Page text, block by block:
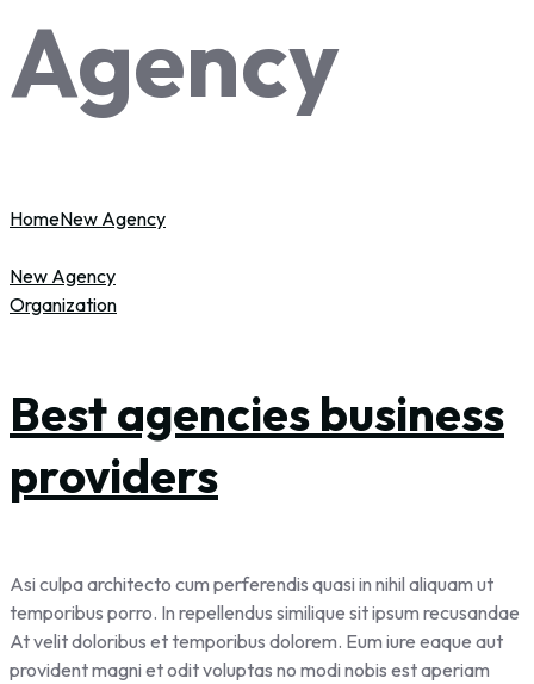
Agency
HomeNew Agency
New Agency
Organization
Best agencies business
providers
Asi culpa architecto cum perferendis quasi in nihil aliquam ut
temporibus porro. In repellendus similique sit ipsum recusandae
At velit doloribus et temporibus dolorem. Eum iure eaque aut
provident magni et odit voluptas no modi nobis est aperiam